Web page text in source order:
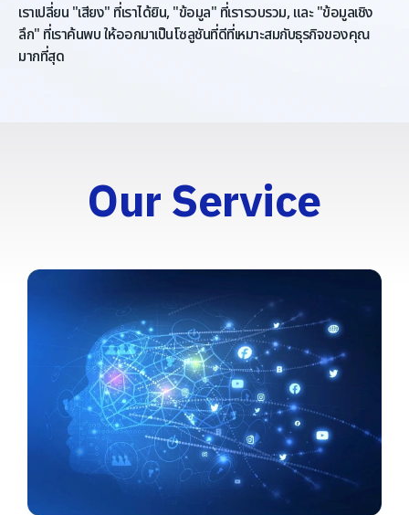
เราเปลี่ยน "เสียง" ที่เราได้ยิน, "ข้อมูล" ที่เรารวบรวม, และ "ข้อมูลเชิง
ลึก" ที่เราค้นพบ ให้ออกมาเป็นโซลูชันที่ดีที่เหมาะสมกับธุรกิจของคุณ
มากที่สุด
Our Service